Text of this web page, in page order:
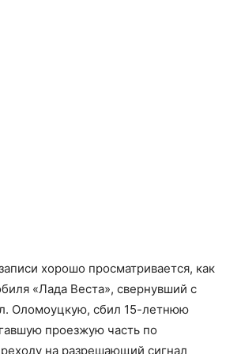
хорошо просматривается, как
«Лада Веста», свернувший с
Оломоуцкую, сбил 15-летнюю
проезжую часть по
на разрешающий сигнал